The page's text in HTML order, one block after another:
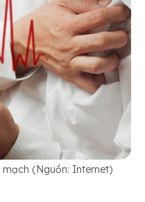
mạch (Nguồn: Internet)